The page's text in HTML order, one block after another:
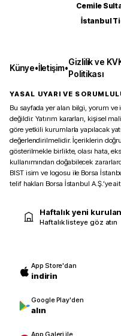
Cemile
İstanbul
Künye•İletişim•
Gizlilik ve
Politikası
YASAL UYARI VE
Bu sayfada yer alan bilgi, yorum ve
değildir. Yatırım kararları, kişisel
göre yetkili kurumlarla yapılacak
değerlendirilmelidir. İçeriklerin
gösterilmekle birlikte, olası hata,
kullanımından doğabilecek
BIST isim ve logosu ile Borsa
telif hakları Borsa İstanbul A.Ş.’ye
Haftalık yeni
Haftalık listeye göz atın
App Store'dan
indirin
Google Play'den
alın
App Galeri ile